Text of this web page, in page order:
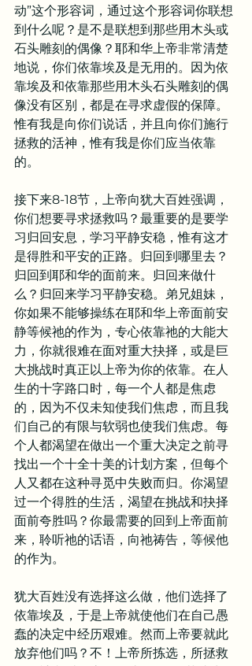
动”这个形容词，通过这个形容词你联想
到什么呢？是不是联想到那些用木头或
石头雕刻的偶像？耶和华上帝非常清楚
地说，你们依靠埃及是无用的。因为依
靠埃及和依靠那些用木头石头雕刻的偶
像没有区别，都是在寻求虚假的保障。
惟有我是向你们说话，并且向你们施行
拯救的活神，惟有我是你们应当依靠
的。
接下来8-18节，上帝向犹大百姓强调，
你们想要寻求拯救吗？最重要的是要学
习归回安息，学习平静安稳，惟有这才
是得胜和平安的正路。归回到哪里去？
归回到耶和华的面前来。归回来做什
么？归回来学习平静安稳。弟兄姐妹，
你如果不能够操练在耶和华上帝面前安
静等候祂的作为，专心依靠祂的大能大
力，你就很难在面对重大抉择，或是巨
大挑战时真正以上帝为你的依靠。在人
生的十字路口时，每一个人都是焦虑
的，因为不仅未知使我们焦虑，而且我
们自己的有限与软弱也使我们焦虑。每
个人都渴望在做出一个重大决定之前寻
找出一个十全十美的计划方案，但每个
人又都在这种寻觅中失败而归。你渴望
过一个得胜的生活，渴望在挑战和抉择
面前夸胜吗？你最需要的回到上帝面前
来，聆听祂的话语，向祂祷告，等候他
的作为。
犹大百姓没有选择这么做，他们选择了
依靠埃及，于是上帝就使他们在自己愚
蠢的决定中经历艰难。然而上帝要就此
放弃他们吗？不！上帝所拣选，所拯救